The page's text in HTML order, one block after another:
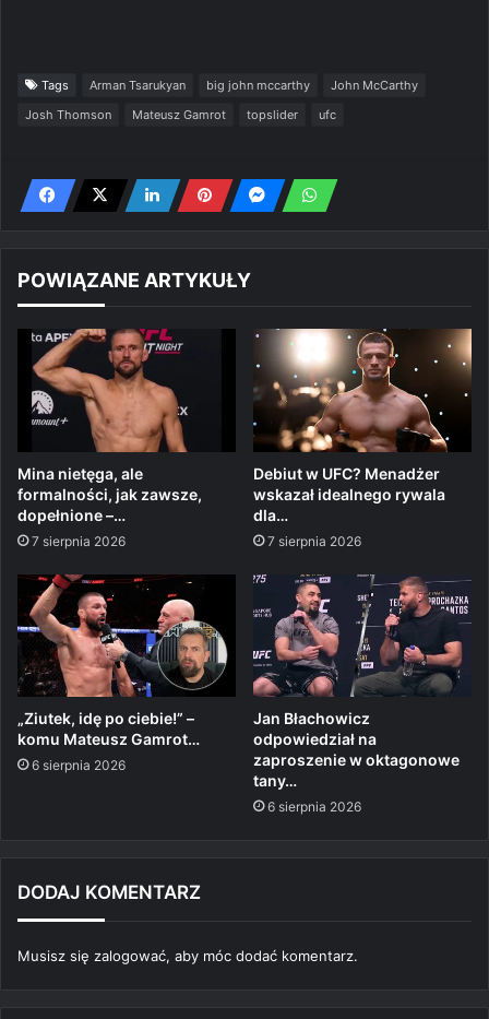
Tags Arman Tsarukyan big john mccarthy
John McCarthy
Josh Thomson
Mateusz Gamrot topslider ufc
POWIĄZANE ARTYKUŁY
Mina nietęga, ale
formalności, jak zawsze,
dopełnione –…
7 sierpnia 2026
Debiut w UFC? Menadżer
wskazał idealnego rywala
dla…
7 sierpnia 2026
„Ziutek, idę po ciebie!” –
komu Mateusz Gamrot…
6 sierpnia 2026
Jan Błachowicz
odpowiedział na
zaproszenie w oktagonowe
tany…
6 sierpnia 2026
DODAJ KOMENTARZ
Musisz się zalogować, aby móc dodać komentarz.